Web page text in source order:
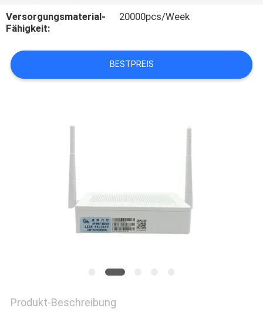
VERBINDUNG
FORDERN
SIE
SITEMAP
Versorgungsmaterial-
Fähigkeit:
20000pcs/Week
BESTPREIS
Produkt-Beschreibung